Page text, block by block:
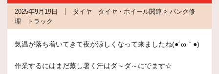
2025年9月19日
タイヤ タイヤ・ホイール関連 > パンク修
理 トラック
気温が落ち着いてきて夜が涼しくなって来ましたね(●´ω｀●)
作業するにはまだ蒸し暑く汗はダ～ダ～にでます☆